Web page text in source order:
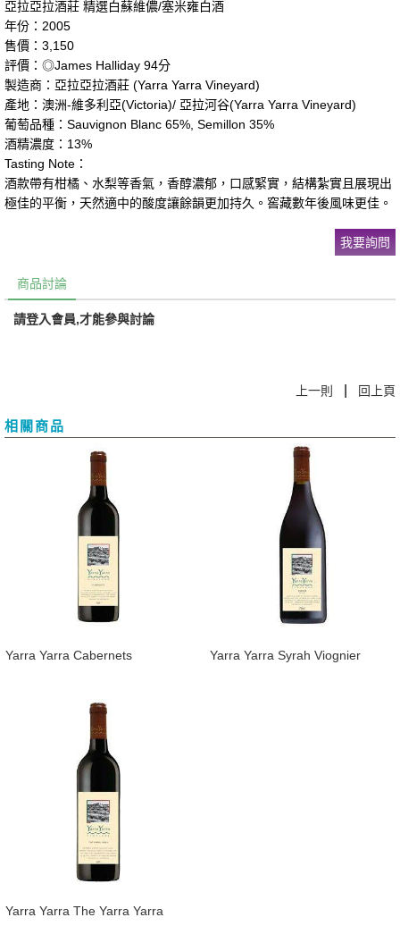
亞拉亞拉酒莊 精選白蘇維儂/塞米雍白酒
年份：2005
售價：3,150
評價：◎James Halliday 94分
製造商：亞拉亞拉酒莊 (Yarra Yarra Vineyard)
產地：澳洲-維多利亞(Victoria)/ 亞拉河谷(Yarra Yarra Vineyard)
葡萄品種：Sauvignon Blanc 65%, Semillon 35%
酒精濃度：13%
Tasting Note：
酒款帶有柑橘、水梨等香氣，香醇濃郁，口感緊實，結構紮實且展現出
極佳的平衡，天然適中的酸度讓餘韻更加持久。窖藏數年後風味更佳。
我要詢問
商品討論
請登入會員,才能參與討論
上一則 回上頁
相關商品
Yarra Yarra Cabernets ​Yarra Yarra Syrah Viognier
Yarra Yarra The Yarra Yarra